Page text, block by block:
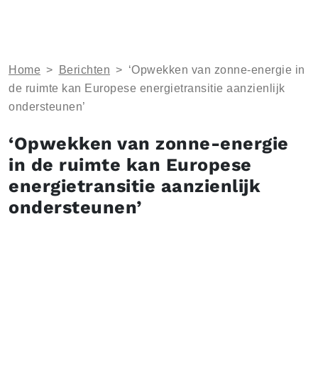
Home > Berichten > ‘Opwekken van zonne-energie in
de ruimte kan Europese energietransitie aanzienlijk
ondersteunen’
‘Opwekken van zonne-energie
in de ruimte kan Europese
energietransitie aanzienlijk
ondersteunen’